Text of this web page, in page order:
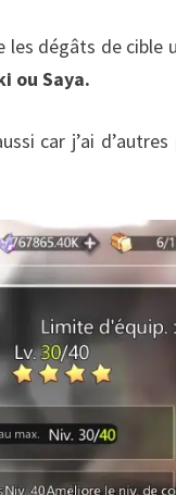
dégâts de cible
ou Saya.
car j’ai